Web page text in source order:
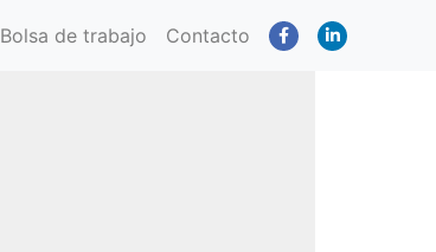
Bolsa de trabajo Contacto